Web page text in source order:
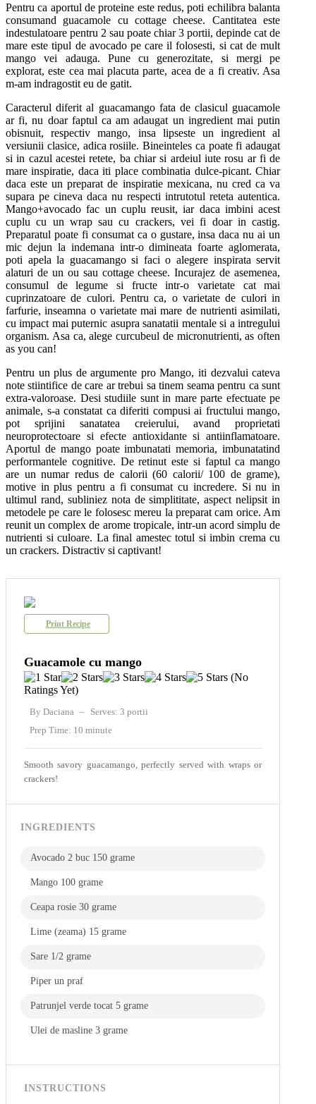
Pentru ca aportul de proteine este redus, poti echilibra balanta
consumand guacamole cu cottage cheese. Cantitatea este
indestulatoare pentru 2 sau poate chiar 3 portii, depinde cat de
mare este tipul de avocado pe care il folosesti, si cat de mult
mango vei adauga. Pune cu generozitate, si mergi pe
explorat, este cea mai placuta parte, acea de a fi creativ. Asa
m-am indragostit eu de gatit.
Caracterul diferit al guacamango fata de clasicul guacamole
ar fi, nu doar faptul ca am adaugat un ingredient mai putin
obisnuit, respectiv mango, insa lipseste un ingredient al
versiunii clasice, adica rosiile. Bineinteles ca poate fi adaugat
si in cazul acestei retete, ba chiar si ardeiul iute rosu ar fi de
mare inspiratie, daca iti place combinatia dulce-picant. Chiar
daca este un preparat de inspiratie mexicana, nu cred ca va
supara pe cineva daca nu respecti intrutotul reteta autentica.
Mango+avocado fac un cuplu reusit, iar daca imbini acest
cuplu cu un wrap sau cu crackers, vei fi doar in castig.
Preparatul poate fi consumat ca o gustare, insa daca nu ai un
mic dejun la indemana intr-o dimineata foarte aglomerata,
poti apela la guacamango si faci o alegere inspirata servit
alaturi de un ou sau cottage cheese. Incurajez de asemenea,
consumul de legume si fructe intr-o varietate cat mai
cuprinzatoare de culori. Pentru ca, o varietate de culori in
farfurie, inseamna o varietate mai mare de nutrienti asimilati,
cu impact mai puternic asupra sanatatii mentale si a intregului
organism. Asa ca, alege curcubeul de micronutrienti, as often
as you can!
Pentru un plus de argumente pro Mango, iti dezvalui cateva
note stiintifice de care ar trebui sa tinem seama pentru ca sunt
extra-valoroase. Desi studiile sunt in mare parte efectuate pe
animale, s-a constatat ca diferiti compusi ai fructului mango,
pot sprijini sanatatea creierului, avand proprietati
neuroprotectoare si efecte antioxidante si antiinflamatoare.
Aportul de mango poate imbunatati memoria, imbunatatind
performantele cognitive. De retinut este si faptul ca mango
are un numar redus de calorii (60 calorii/ 100 de grame),
motive in plus pentru a fi consumat cu incredere. Si nu in
ultimul rand, subliniez nota de simplititate, aspect nelipsit in
metodele pe care le folosesc mereu la preparat cam orice. Am
reunit un complex de arome tropicale, intr-un acord simplu de
nutrienti si culoare. La final amestec totul si imbin crema cu
un crackers. Distractiv si captivant!
Print Recipe
Guacamole cu mango
(No
Ratings Yet)
By Daciana – Serves: 3 portii
Prep Time: 10 minute
Smooth savory guacamango, perfectly served with wraps or
crackers!
INGREDIENTS
Avocado 2 buc 150 grame
Mango 100 grame
Ceapa rosie 30 grame
Lime (zeama) 15 grame
Sare 1/2 grame
Piper un praf
Patrunjel verde tocat 5 grame
Ulei de masline 3 grame
INSTRUCTIONS